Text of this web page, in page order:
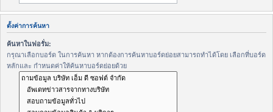
ตั้งค่าการค้นหา
ค้นหาในฟอรั่ม:
กรุณาเลือกบอร์ด ในการค้นหา หากต้องการค้นหาบอร์ดย่อยสามารถทำได้โดย เลือกที่บอร์ด
หลักและ กำหนดค่าให้ค้นหาบอร์ดย่อยด้วย